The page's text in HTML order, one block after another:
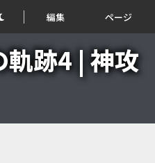
編集 ページ
跡4 | 神攻